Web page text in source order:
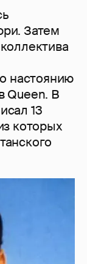
Затем
настоянию
Queen. В
13
которых